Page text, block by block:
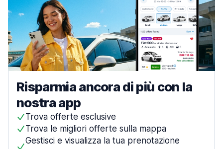
Risparmia ancora di più con la
nostra app
Trova offerte esclusive
Trova le migliori offerte sulla mappa
Gestisci e visualizza la tua prenotazione